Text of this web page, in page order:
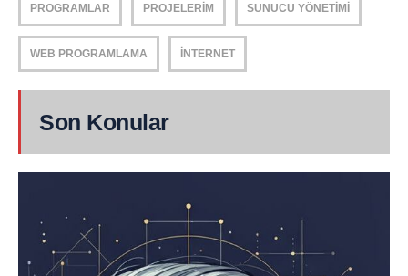
PROGRAMLAR PROJELERIM SUNUCU YÖNETIMI
WEB PROGRAMLAMA İNTERNET
Son Konular